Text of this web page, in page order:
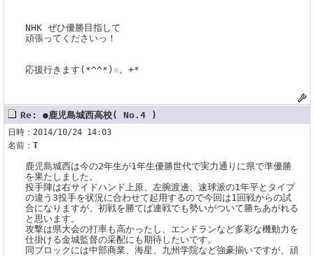
NHK ぜひ優勝目指して
頑張ってくださいっ！
応援行きます(*^^*)☆。+*
Re: ●鹿児島城西高校( No.4 )
日時：2014/10/24 14:03
名前： T
鹿児島城西は今の2年生が1年生優勝世代で実力通りに県で準優勝
を果たしました。
投手陣は右サイドハンド上原、左腕渡邊、速球派の1年平とタイプ
の違う3投手を状況に合わせて起用するので今回は1回戦からの試
合になりますが、初戦を勝てば連戦でも勢いがついて勝ちあがれる
と思います。
攻撃は県大会の打率も高かったし、エンドランなど多彩な機動力を
仕掛ける金城監督の采配にも期待したいです。
同ブロックには中部商業、海星、九州学院など強豪揃いですが、頑